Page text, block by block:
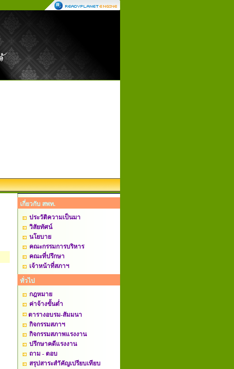
เกี่ยวกับ สพท.
ประวัติความเป็นมา
วิสัยทัศน์
นโยบาย
คณะกรรมการบริหาร
คณะที่ปรึกษา
เจ้าหน้าที่สภาฯ
ทั่วไป
กฎหมาย
ค่าจ้างขั้นต่ำ
ตารางอบรม-สัมมนา
กิจกรรมสภาฯ
กิจกรรมสภาพแรงงาน
ปรึกษาคดีแรงงาน
ถาม - ตอบ
สรุปสาระสำัคัญเปรียบเทียบ